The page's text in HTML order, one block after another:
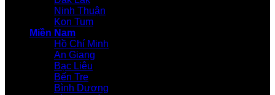
Ninh Thuận
Kon Tum
Miền Nam
Hồ Chí Minh
An Giang
Bạc Liêu
Bến Tre
Bình Dương